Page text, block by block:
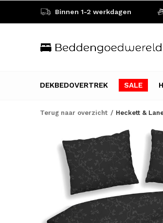
DEKBEDOVERTREK SALE
Binnen 1-2 werkdagen
Terug naar overzicht Heckett &